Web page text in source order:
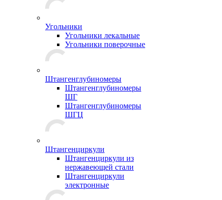
Угольники
Угольники лекальные
Угольники поверочные
Штангенглубиномеры
Штангенглубиномеры
ШГ
Штангенглубиномеры
ШГЦ
Штангенциркули
Штангенциркули из
нержавеющей стали
Штангенциркули
электронные